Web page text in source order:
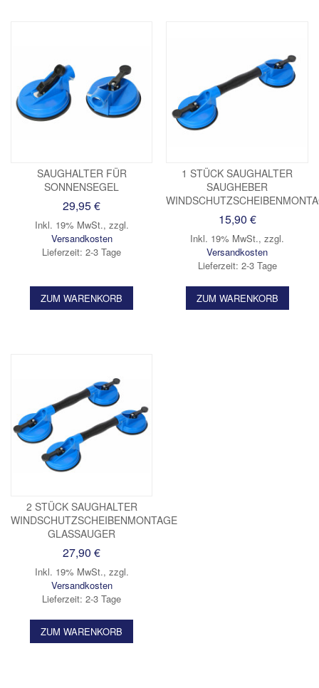
SAUGHALTER FÜR
SONNENSEGEL
29,95 €
Inkl. 19% MwSt., zzgl.
Versandkosten
Lieferzeit: 2-3 Tage
ZUM WARENKORB
1 STÜCK SAUGHALTER
SAUGHEBER
15,90 €
Inkl. 19% MwSt.,zzgl.
Versandkosten
Lieferzeit: 2-3 Tage
ZUM WARENKORB
2 STÜCK SAUGHALTER
WINDSCHUTZSCHEIBENMONTAGE
GLASSAUGER
27,90 €
Inkl. 19% MwSt., zzgl.
Versandkosten
Lieferzeit: 2-3 Tage
ZUM WARENKORB